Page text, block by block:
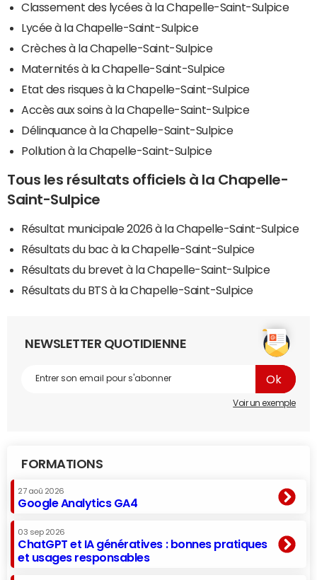
Classement des lycées à la Chapelle-Saint-Sulpice
Lycée à la Chapelle-Saint-Sulpice
Crèches à la Chapelle-Saint-Sulpice
Maternités à la Chapelle-Saint-Sulpice
Etat des risques à la Chapelle-Saint-Sulpice
Accès aux soins à la Chapelle-Saint-Sulpice
Délinquance à la Chapelle-Saint-Sulpice
Pollution à la Chapelle-Saint-Sulpice
Tous les résultats officiels à la Chapelle-
Saint-Sulpice
Résultat municipale 2026 à la Chapelle-Saint-Sulpice
Résultats du bac à la Chapelle-Saint-Sulpice
Résultats du brevet à la Chapelle-Saint-Sulpice
Résultats du BTS à la Chapelle-Saint-Sulpice
NEWSLETTER QUOTIDIENNE
Voir un exemple
FORMATIONS
27 aoû 2026
Google Analytics GA4
03 sep 2026
ChatGPT et IA génératives : bonnes pratiques
et usages responsables